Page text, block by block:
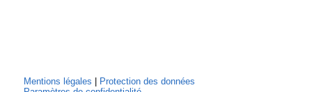
Mentions légales
Protection des données